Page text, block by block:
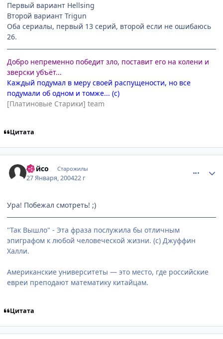
Первый вариант Hellsing
Второй вариант Trigun
Оба сериалы, первый 13 серий, второй если не ошибаюсь
26.
Добро непременно победит зло, поставит его на колени и
зверски убъёт...
Каждый подумал в меру своей распущености, но все
подумали об одном и томже... (с)
[Платиновые Старики] team
Цитата
Лойсо Старожилы
27 Января, 200422 г
Ура! Побежал смотреть! ;)
"Так Вышло" - Эта фраза послужила бы отличным
эпиграфом к любой человеческой жизни. (с) Джуффин
Халли.
Американские университеты — это место, где российские
евреи преподают математику китайцам.
Цитата